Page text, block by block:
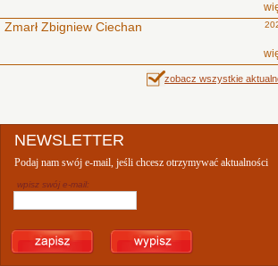
Zmarł Zbigniew Ciechan
zobacz wszystkie
NEWSLETTER
Podaj nam swój e-mail, jeśli chcesz otrzymywać aktualności
wpisz swój e-mail: